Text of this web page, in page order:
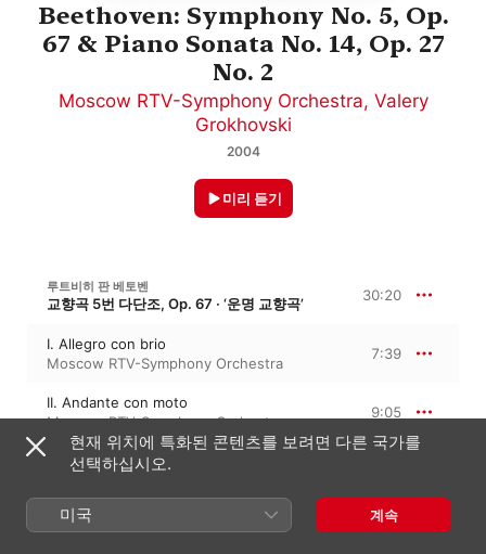
Beethoven: Symphony No. 5, Op.
67 & Piano Sonata No. 14, Op. 27
No. 2
Moscow RTV-Symphony Orchestra, Valery
Grokhovski
2004
미리 듣기
루트비히 판 베토벤
교향곡 5번 다단조, Op. 67 · ‘운명 교향곡’ 30:20
I. Allegro con brio
Moscow RTV-Symphony Orchestra
7:39
II. Andante con moto
Moscow RTV-Symphony Orchestra
9:05
III. Scherzo. Allegro
Moscow RTV-Symphony Orchestra
Radio Moscow,니콜라이 골로바노프
IV. Allegro
현재 위치에 특화된 콘텐츠를 보려면 다른 국가를
선택하십시오.
미국 계속